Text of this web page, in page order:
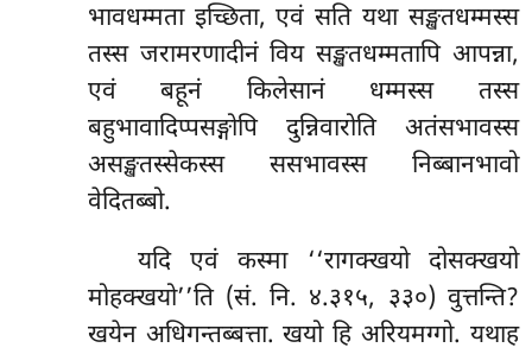
भावधम्मता इच्छिता, एवं सति यथा सङ्खतधम्मस्स
तस्स जरामरणादीनं विय सङ्खतधम्मतापि आपन्ना,
एवं बहूनं किलेसानं धम्मस्स तस्स
बहुभावादिप्पसङ्गोपि दुन्निवारोति अतंसभावस्स
असङ्खतस्सेकस्स ससभावस्स निब्बानभावो
वेदितब्बो.
यदिएवं कस्मा ‘‘रागक्खयो दोसक्खयो
मोहक्खयो’’ति (सं. नि. ४.३१५, ३३०) वुत्तन्ति?
खयेन अधिगन्तब्बत्ता. खयो हि अरियमग्गो. यथाह